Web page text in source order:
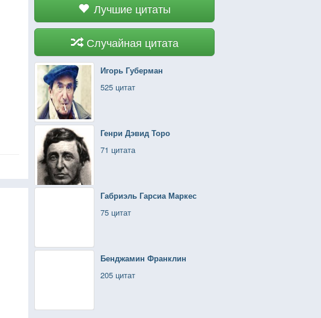
Лучшие цитаты
Случайная цитата
Игорь Губерман
525 цитат
Генри Дэвид Торо
71 цитата
Габриэль Гарсиа Маркес
75 цитат
Бенджамин Франклин
205 цитат